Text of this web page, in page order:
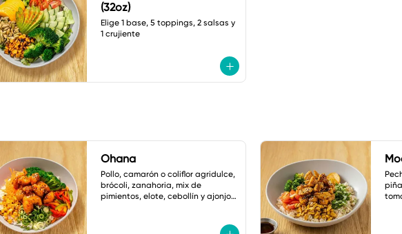
(32oz)
Elige 1 base, 5 toppings, 2 salsas y
1 crujiente
Ohana
Pollo, camarón o coliflor agridulce,
brócoli, zanahoria, mix de
pimientos, elote, cebollín y ajonjolí.